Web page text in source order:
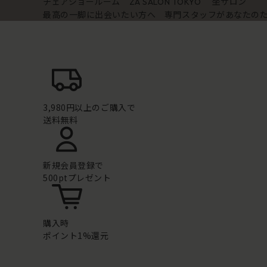
最高の一脚に出会いたい方へ 専門スタッフがあなたの
3,980円以上のご購入で
送料無料
新規会員登録で
500ptプレゼント
購入時
ポイント1%還元